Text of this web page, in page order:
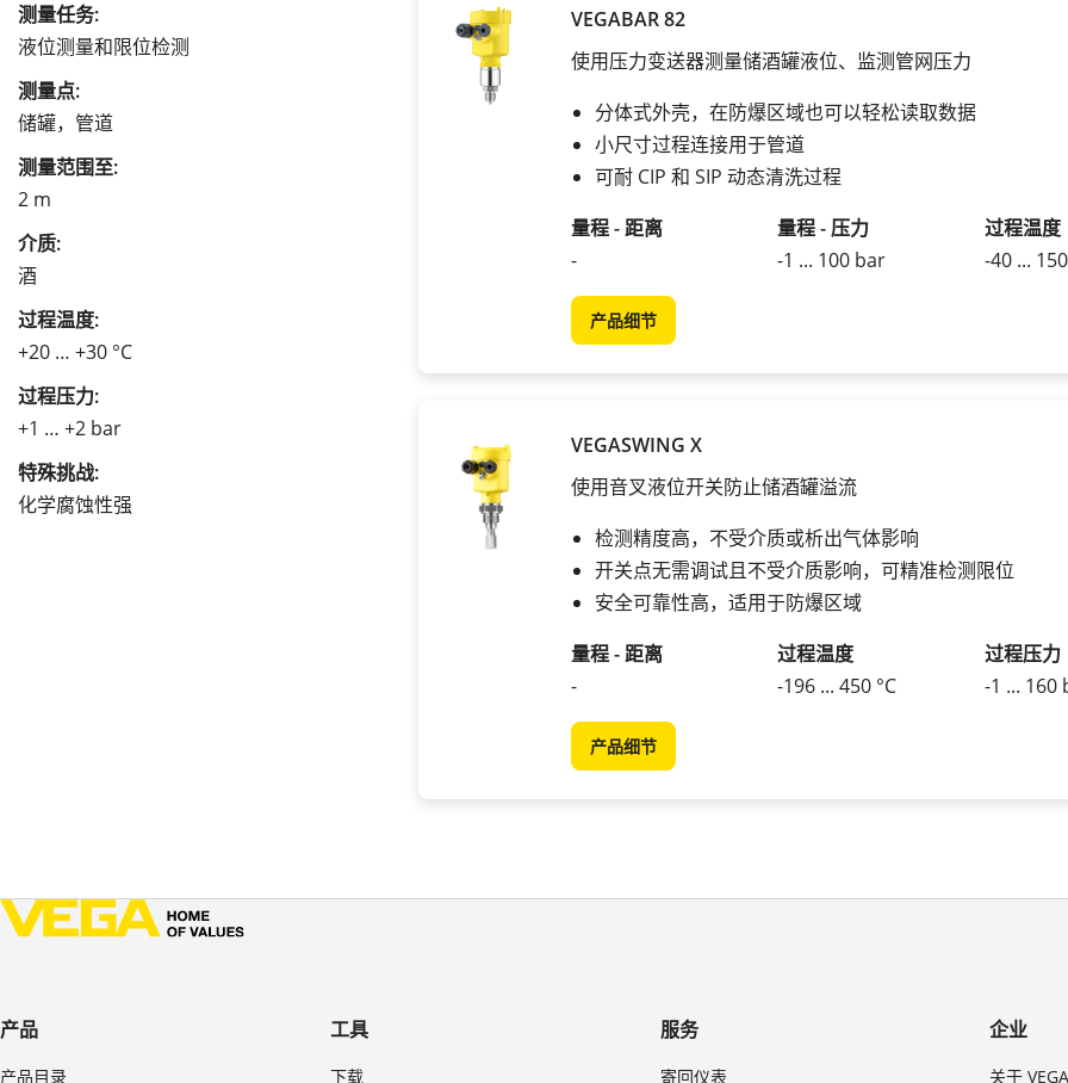
测量任务:
液位测量和限位检测
测量点:
储罐，管道
测量范围至:
2 m
介质:
酒
过程温度:
+20 … +30 °C
过程压力:
+1 … +2 bar
特殊挑战:
化学腐蚀性强
VEGABAR 82
使用压力变送器测量储酒罐液位、监测管网压力
分体式外壳，在防爆区域也可以轻松读取数据
小尺寸过程连接用于管道
可耐 CIP 和 SIP 动态清洗过程
量程 - 距离
-
量程 - 压力
-1 ... 100 bar
过程温度
-40 ...
产品细节
VEGASWING X
使用音叉液位开关防止储酒罐溢流
检测精度高，不受介质或析出气体影响
开关点无需调试且不受介质影响，可精准检测限位
安全可靠性高，适用于防爆区域
量程 - 距离
-
过程温度
-196 ... 450 °C
过程压力
-1 ... 160
产品细节
产品
产品目录
工具
下载
服务
寄回仪表
企业
关于 VEGA